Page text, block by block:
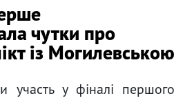
чутки про
із Могилевською
участь у фіналі першого